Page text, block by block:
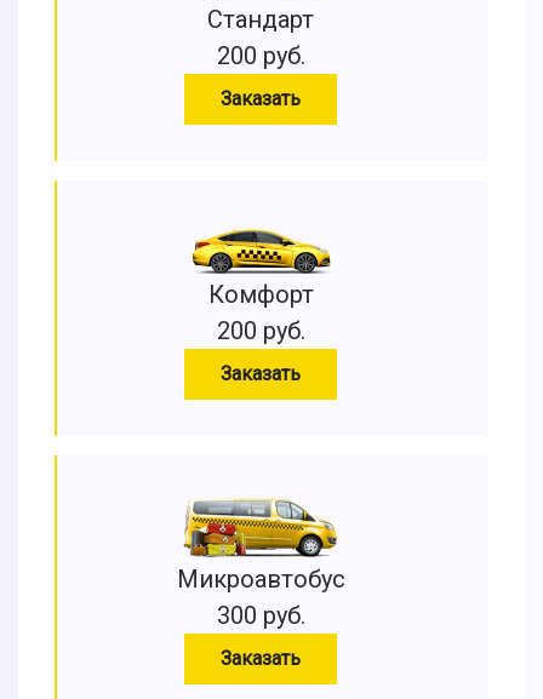
Стандарт
200 руб.
Заказать
Комфорт
200 руб.
Заказать
Микроавтобус
300 руб.
Заказать